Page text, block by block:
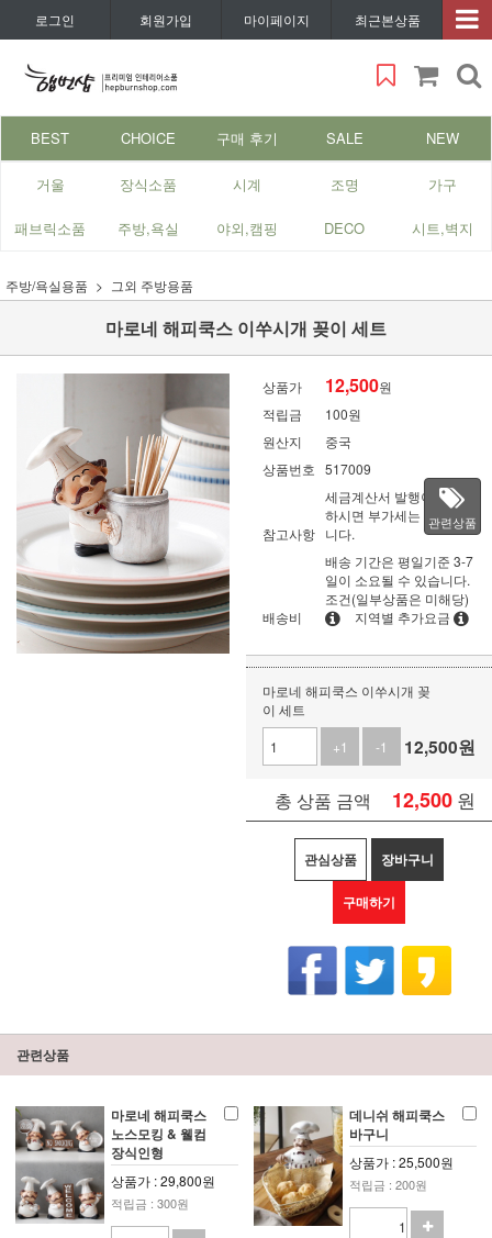
로그인 회원가입 마이페이지 최근본상품
BEST CHOICE 구매 후기 SALE NEW
거울 장식소품 시계 조명 가구
패브릭소품 주방,욕실 야외,캠핑 DECO 시트,벽지
주방/욕실용품 그외 주방용품
마로네 해피쿡스 이쑤시개 꽂이 세트
상품가 12,500원
적립금
100원
원산지
중국
상품번호 517009
참고사항
세금계산서 발행이 필요
하시면 부가세는 별도입
니다.
배송비
배송 기간은 평일기준 3-7
일이 소요될 수 있습니다.
조건(일부상품은 미해당)
지역별 추가요금
관련상품
마로네 해피쿡스 이쑤시개 꽂
이 세트
+1
-1 12,500원
총 상품 금액 12,500 원
관심상품 장바구니
구매하기
관련상품
마로네 해피쿡스
노스모킹 & 웰컴
장식인형
상품가 : 29,800원
적립금 : 300원
데니쉬 해피쿡스
바구니
상품가 : 25,500원
적립금 : 200원